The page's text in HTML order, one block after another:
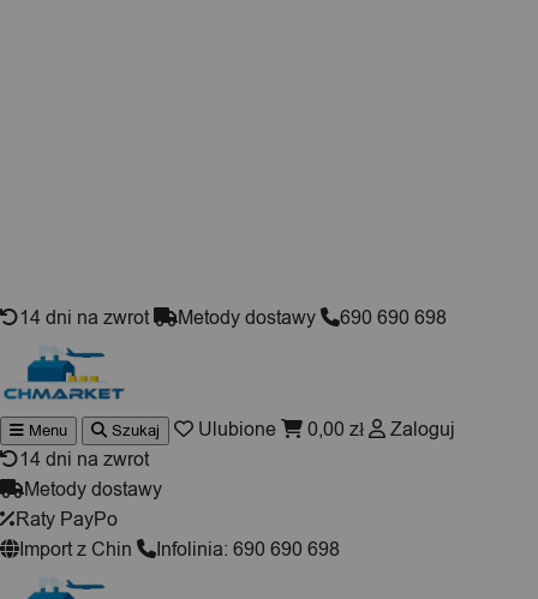
14 dni na zwrot Metody dostawy 690 690 698
Wyszukiwarka
produktów
Menu Szukaj Ulubione 0,00 zł
Zaloguj
14 dni na zwrot
Metody dostawy
Raty PayPo
Import z Chin
Infolinia: 690 690 698